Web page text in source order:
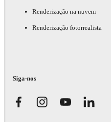
Renderização na nuvem
Renderização fotorrealista
Siga-nos